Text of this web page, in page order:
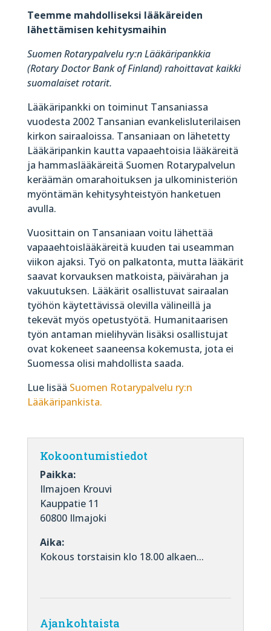
Teemme mahdolliseksi lääkäreiden
lähettämisen kehitysmaihin
Suomen Rotarypalvelu ry:n Lääkäripankkia
(Rotary Doctor Bank of Finland) rahoittavat kaikki
suomalaiset rotarit.
Lääkäripankki on toiminut Tansaniassa
vuodesta 2002 Tansanian evankelisluterilaisen
kirkon sairaaloissa. Tansaniaan on lähetetty
Lääkäripankin kautta vapaaehtoisia lääkäreitä
ja hammaslääkäreitä Suomen Rotarypalvelun
keräämän omarahoituksen ja ulkoministeriön
myöntämän kehitysyhteistyön hanketuen
avulla.
Vuosittain on Tansaniaan voitu lähettää
vapaaehtoislääkäreitä kuuden tai useamman
viikon ajaksi. Työ on palkatonta, mutta lääkärit
saavat korvauksen matkoista, päivärahan ja
vakuutuksen. Lääkärit osallistuvat sairaalan
työhön käytettävissä olevilla välineillä ja
tekevät myös opetustyötä. Humanitaarisen
työn antaman mielihyvän lisäksi osallistujat
ovat kokeneet saaneensa kokemusta, jota ei
Suomessa olisi mahdollista saada.
Lue lisää Suomen Rotarypalvelu ry:n
Lääkäripankista.
Kokoontumistiedot
Paikka:
Ilmajoen Krouvi
Kauppatie 11
60800 Ilmajoki
Aika:
Kokous torstaisin klo 18.00 alkaen...
Ajankohtaista